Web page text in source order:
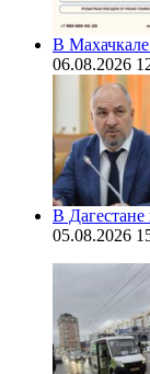
В
06.08.2026
В
05.08.2026